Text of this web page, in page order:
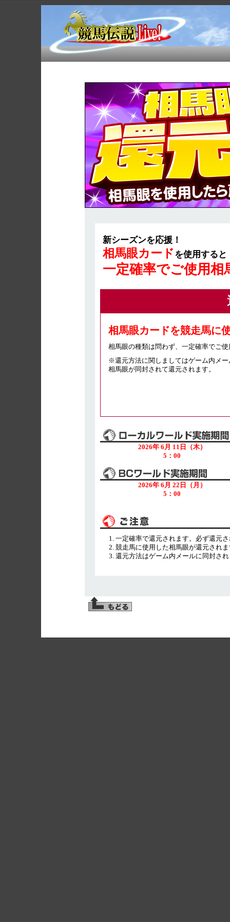
新シーズンを応援！
相馬眼カード を使用すると
一定確率でご使用
相馬眼カードを競走馬に
相馬眼の種類は問わず、一定確率でご
※還元方法に関しましてはゲーム内メー
相馬眼が同封されて還元されます。
2026年 6月 11日（木）
5：00
2026年 6月 22日（月）
5：00
一定確率で還元されます。必ず還元
競走馬に使用した相馬眼が還元され
還元方法はゲーム内メールに同封さ